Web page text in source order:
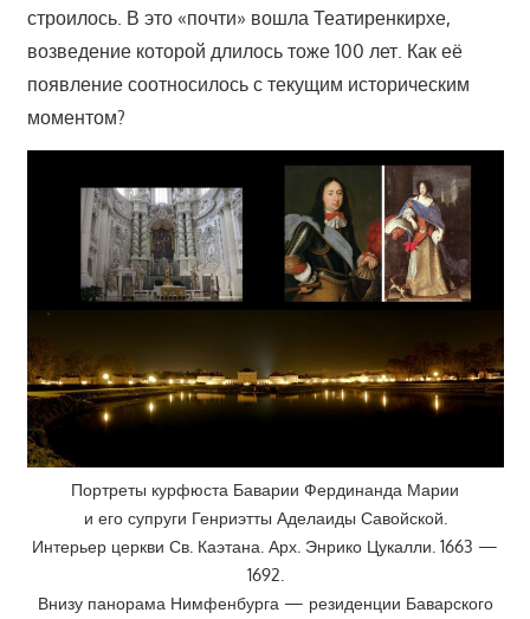
строилось. В это «почти» вошла Театиренкирхе,
возведение которой длилось тоже 100 лет. Как её
появление соотносилось с текущим историческим
моментом?
Портреты курфюста Баварии Фердинанда Марии
и его супруги Генриэтты Аделаиды Савойской.
Интерьер церкви Св. Каэтана. Арх. Энрико Цукалли. 1663 —
1692.
Внизу панорама Нимфенбурга — резиденции Баварского